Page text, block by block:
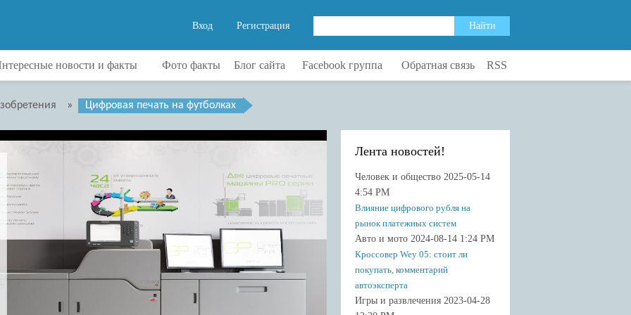
Вход Регистрация
новости и факты Фото факты Блог сайта Facebook группа Обратная связь RSS
» Цифровая печать на футболках
Лента новостей!
Человек и общество 2025-05-14
4:54 PM
Влияние цифрового рубля на
рынок платежных систем
Авто и мото 2024-08-14 1:24 PM
Кроссовер Wey 05: стоит ли
покупать, комментарий
автоэксперта
Игры и развлечения 2023-04-28